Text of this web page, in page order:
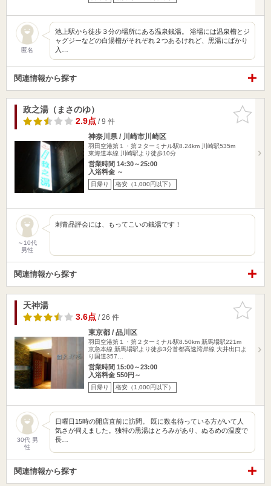
匿名
池上駅から徒歩３分の場所にある温泉銭湯。 浴場には温泉槽とジ
ャグジーなどの白湯槽がそれぞれ２つあるけれど、黒湯にばかり
入…
関連情報から探す
お気に入
りに追加
政之湯（まさのゆ）
2.9点/ 9 件
神奈川県 / 川崎市川崎区
羽田空港第１・第２ターミナル駅8.24km
川崎駅535m
東海道本線 川崎駅より徒歩10分
営業時間 14:30～25:00
入浴料金 ～
日帰り 格安（1,000円以下）
～10代
男性
刺青品評会には、もってこいの銭湯です！
関連情報から探す
お気に入
りに追加
天神湯
3.6点/ 26 件
東京都 / 品川区
羽田空港第１・第２ターミナル駅8.50km 新馬場駅221m
京急本線 新馬場駅より徒歩3分首都高速湾岸線 大井出口よ
り国道357…
営業時間 15:00～23:00
入浴料金 550円～
日帰り 格安（1,000円以下）
30代 男
性
日曜日15時の開店直前に訪問。 既に数名待っている方がいて人
気さが伺えました。独特の黒湯はとろみがあり、ぬるめの温度で
長…
関連情報から探す